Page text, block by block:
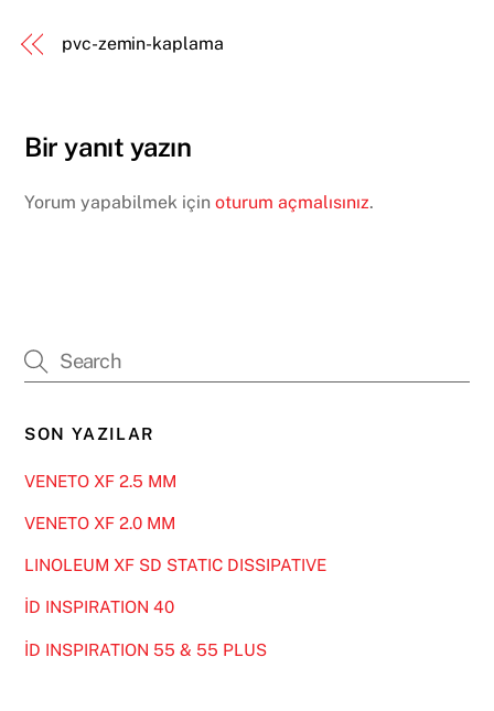
pvc-zemin-kaplama
Bir yanıt yazın
Yorum yapabilmek içinoturum açmalısınız.
SON YAZILAR
VENETO XF 2.5 MM
VENETO XF 2.0 MM
LINOLEUM XF SD STATIC DISSIPATIVE
İD INSPIRATION 40
İD INSPIRATION 55 & 55 PLUS